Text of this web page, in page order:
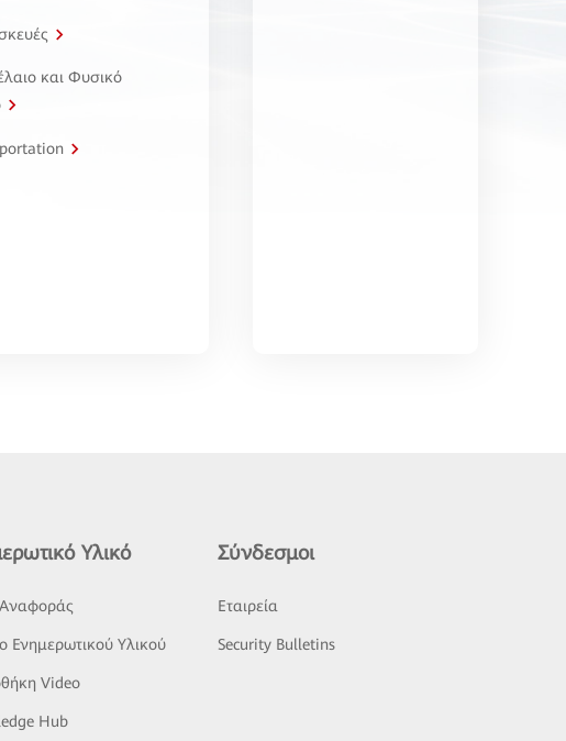
και Φυσικό
Υλικό
Ενημερωτικού Υλικού
Video
Hub
Σύνδεσμοι
Εταιρεία
Security Bulletins